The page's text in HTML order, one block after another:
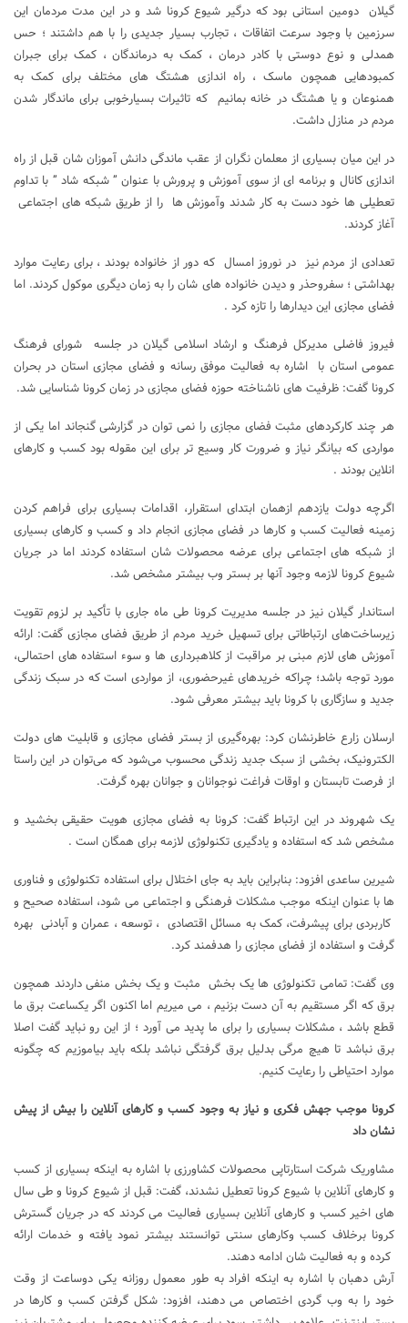
گیلان دومین استانی بود که درگیر شیوع کرونا شد و در این مدت مردمان این
سرزمین با وجود سرعت اتفاقات ، تجارب بسیار جدیدی را با هم داشتند ؛ حس
همدلی و نوع دوستی با کادر درمان ، کمک به درماندگان ، کمک برای جبران
کمبودهایی همچون ماسک ، راه اندازی هشتگ های مختلف برای کمک به
همنوعان و یا هشتگ در خانه بمانیم که تاثیرات بسیارخوبی برای ماندگار شدن
مردم در منازل داشت.
در این میان بسیاری از معلمان نگران از عقب ماندگی دانش آموزان شان قبل از راه
اندازی کانال و برنامه ای از سوی آموزش و پرورش با عنوان ” شبکه شاد ” با تداوم
تعطیلی ها خود دست به کار شدند وآموزش ها را از طریق شبکه های اجتماعی
آغاز کردند.
تعدادی از مردم نیز در نوروز امسال که دور از خانواده بودند ، برای رعایت موارد
بهداشتی ؛ سفروحذر و دیدن خانواده های شان را به زمان دیگری موکول کردند. اما
فضای مجازی این دیدارها را تازه کرد .
فیروز فاضلی مدیرکل فرهنگ و ارشاد اسلامی گیلان در جلسه شورای فرهنگ
عمومی استان با اشاره به فعالیت موفق رسانه و فضای مجازی استان در بحران
کرونا گفت: ظرفیت های ناشناخته حوزه فضای مجازی در زمان کرونا شناسایی شد.
هر چند کارکردهای مثبت فضای مجازی را نمی توان در گزارشی گنجاند اما یکی از
مواردی که بیانگر نیاز و ضرورت کار وسیع تر برای این مقوله بود کسب و کارهای
انلاین بودند .
اگرچه دولت یازدهم ازهمان ابتدای استقرار، اقدامات بسیاری برای فراهم کردن
زمینه فعالیت کسب و کارها در فضای مجازی انجام داد و کسب و کارهای بسیاری
از شبکه های اجتماعی برای عرضه محصولات شان استفاده کردند اما در جریان
شیوع کرونا لازمه وجود آنها بر بستر وب بیشتر مشخص شد.
استاندار گیلان نیز در جلسه مدیریت کرونا طی ماه جاری با تأکید بر لزوم تقویت
زیرساخت‌های ارتباطاتی برای تسهیل خرید مردم از طریق فضای مجازی گفت: ارائه
آموزش های لازم مبنی بر مراقبت از کلاهبرداری ها و سوء استفاده های احتمالی،
مورد توجه باشد؛ چراکه خریدهای غیرحضوری، از مواردی است که در سبک زندگی
جدید و سازگاری با کرونا باید بیشتر معرفی شود.
ارسلان زارع خاطرنشان کرد: بهره‌گیری از بستر فضای مجازی و قابلیت های دولت
الکترونیک، بخشی از سبک جدید زندگی محسوب می‌شود که می‌توان در این راستا
از فرصت تابستان و اوقات فراغت نوجوانان و جوانان بهره گرفت.
یک شهروند در این ارتباط گفت: کرونا به فضای مجازی هویت حقیقی بخشید و
مشخص شد که استفاده و یادگیری تکنولوژی لازمه برای همگان است .
شیرین ساعدی افزود: بنابراین باید به جای اختلال برای استفاده تکنولوژی و فناوری
ها با عنوان اینکه موجب مشکلات فرهنگی و اجتماعی می شود، استفاده صحیح و
کاربردی برای پیشرفت، کمک به مسائل اقتصادی ، توسعه ، عمران و آبادنی بهره
گرفت و استفاده از فضای مجازی را هدفمند کرد.
وی گفت: تمامی تکنولوژی ها یک بخش مثبت و یک بخش منفی داردند همچون
برق که اگر مستقیم به آن دست بزنیم ، می میریم اما اکنون اگر یکساعت برق ما
قطع باشد ، مشکلات بسیاری را برای ما پدید می آورد ؛ از این رو نباید گفت اصلا
برق نباشد تا هیچ مرگی بدلیل برق گرفتگی نباشد بلکه باید بیاموزیم که چگونه
موارد احتیاطی را رعایت کنیم.
کرونا موجب جهش فکری و نیاز به وجود کسب و کارهای آنلاین را بیش از پیش
نشان داد
مشاوریک شرکت استارتاپی محصولات کشاورزی با اشاره به اینکه بسیاری از کسب
و کارهای آنلاین با شیوع کرونا تعطیل نشدند، گفت: قبل از شیوع کرونا و طی سال
های اخیر کسب و کارهای آنلاین بسیاری فعالیت می کردند که در جریان گسترش
کرونا برخلاف کسب وکارهای سنتی توانستند بیشتر نمود یافته و خدمات ارائه
کرده و به فعالیت شان ادامه دهند.
آرش دهبان با اشاره به اینکه افراد به طور معمول روزانه یکی دوساعت از وقت
خود را به وب گردی اختصاص می دهند، افزود: شکل گرفتن کسب و کارها در